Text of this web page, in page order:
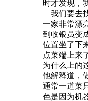
时才发现，
我们要去
一家非常漂
到收银员变
位置坐了下
点菜端上来
为什么上的
他解释道，
通常一道菜
色是因为机